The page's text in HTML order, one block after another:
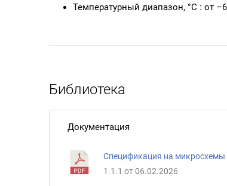
Температурный диапазон, °C : от
Библиотека
Документация
Спецификация на
1.1.1 от 06.02.2026